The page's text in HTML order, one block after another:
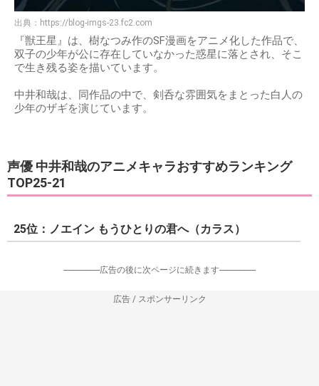
出典： https://blog-imgs-23.fc2.com
『獣王星』は、樹なつみ作のSF漫画をアニメ化した作品で、
双子の少年が公に存在していなかった惑星に落とされ、そこ
で生き残る姿を描いています。
中井和哉は、同作品の中で、剣呑な雰囲気をまとった白人の
少年のザギを演じています。
声優 中井和哉のアニメキャラおすすめランキング
TOP25-21
25位：ノエイン もうひとりの君へ（カラス）
-----------------広告の後に次ページに続きます-----------------
広告 / スポンサーリンク